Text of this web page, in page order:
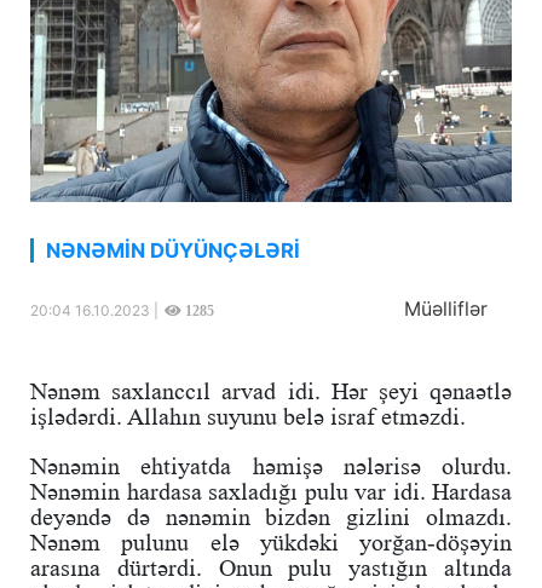
NƏNƏMİN DÜYÜNÇƏLƏRİ
20:04 16.10.2023 | 1285 Müəlliflər
Nənəm saxlanccıl arvad idi. Hər şeyi qənaətlə
işlədərdi. Allahın suyunu belə israf etməzdi.
Nənəmin ehtiyatda həmişə nələrisə olurdu.
Nənəmin hardasa saxladığı pulu var idi. Hardasa
deyəndə də nənəmin bizdən gizlini olmazdı.
Nənəm pulunu elə yükdəki yorğan-döşəyin
arasına dürtərdi. Onun pulu yastığın altında